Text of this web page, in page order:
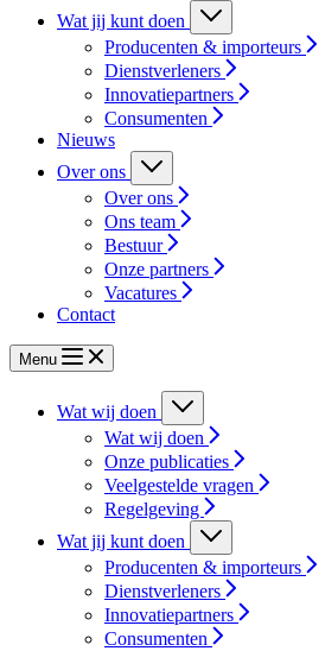
Wat jij kunt doen
Producenten & importeurs
Dienstverleners
Innovatiepartners
Consumenten
Nieuws
Over ons
Over ons
Ons team
Bestuur
Onze partners
Vacatures
Contact
Menu
Wat wij doen
Wat wij doen
Onze publicaties
Veelgestelde vragen
Regelgeving
Wat jij kunt doen
Producenten & importeurs
Dienstverleners
Innovatiepartners
Consumenten